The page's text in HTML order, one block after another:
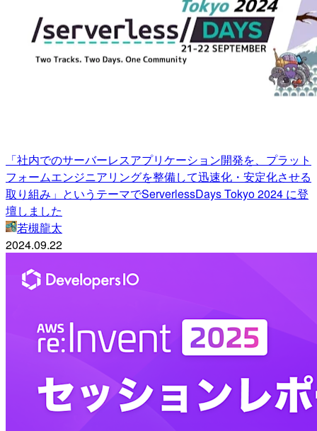
「社内でのサーバーレスアプリケーション開発を、プラット
フォームエンジニアリングを整備して迅速化・安定化させる
取り組み」というテーマでServerlessDays Tokyo 2024 に登
壇しました
若槻龍太
2024.09.22